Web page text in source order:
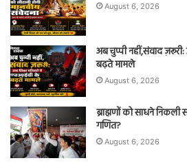
August 6, 2026
अब चुप्पी नहीं,संवाद
बढ़ते मामले
August 6, 2026
ब्राह्मणों को साधने
गणित?
August 6, 2026